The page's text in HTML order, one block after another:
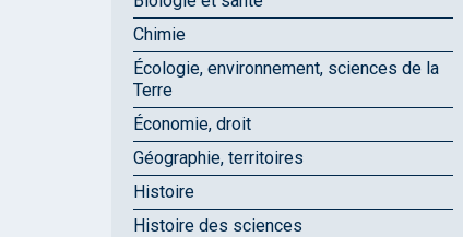
Chimie
Écologie, environnement, sciences de la
Terre
Économie, droit
Géographie, territoires
Histoire
Histoire des sciences